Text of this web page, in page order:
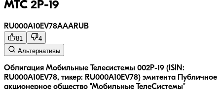
МТС 2Р-19
RU000A10EV78AAARUB
81
4
Альтернативы
Облигация Мобильные Телесистемы 002Р-19 (ISIN:
RU000A10EV78, тикер: RU000A10EV78) эмитента Публичное
акционерное общество "Мобильные ТелеСистемы"